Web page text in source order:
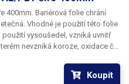
400mm. Bariérová folie chrání
Vhodné je použití této folie
vysoušedel, vzniká uvnitř
nevzniká koroze, oxidace či
a dílů, které jsou
Koupit